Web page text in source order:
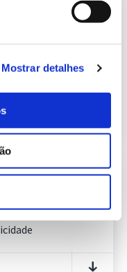
Mostrar detalhes
do Sistema
semanal, com